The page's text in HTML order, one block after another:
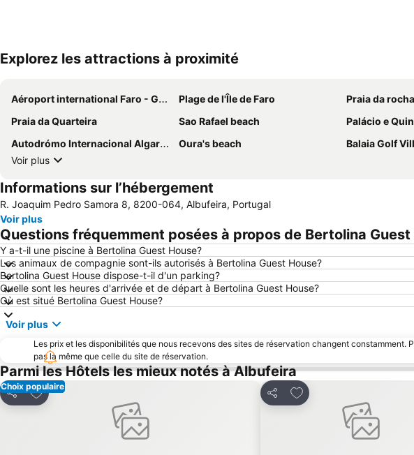
Explorez les attractions à proximité
Aéroport international Faro - Gago Coutinho Plage de l'Île de Faro Praia da rocha
Praia da Quarteira
Sao Rafael beach Palácio e
Autodrómo Internacional Algarve
Oura's beach Balaia Golf
Voir plus
Informations sur l’hébergement
R. Joaquim Pedro Samora 8, 8200-064, Albufeira, Portugal
Voir plus
Questions fréquemment posées à propos de Bertolina Guest
Y a-t-il une piscine à Bertolina Guest House?
Les animaux de compagnie sont-ils autorisés à Bertolina Guest House?
Bertolina Guest House dispose-t-il d'un parking?
Quelle sont les heures d'arrivée et de départ à Bertolina Guest House?
Où est situé Bertolina Guest House?
Voir plus
Les prix et les disponibilités que nous recevons des sites de réservation changent constamment.
pas la même que celle du site de réservation.
Parmi les Hôtels les mieux notés à Albufeira
Choix populaire
Partager
Ajouter à mes favoris
Partager
Ajouter à mes favoris